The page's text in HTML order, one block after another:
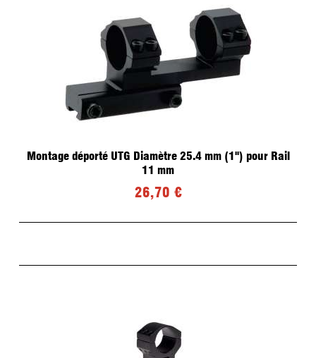
Montage déporté UTG Diamètre 25.4 mm (1'') pour Rail
11 mm
26,70 €